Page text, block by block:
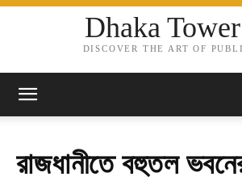
Dhaka
DISCOVER THE ART OF
রাজধানীতে বহুতল